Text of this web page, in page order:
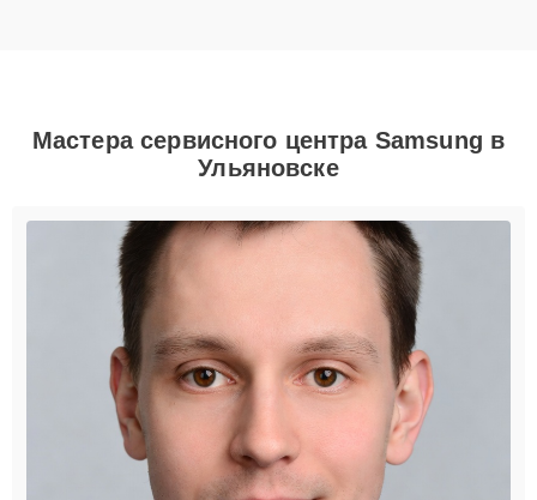
Мастера сервисного центра Samsung в
Ульяновске